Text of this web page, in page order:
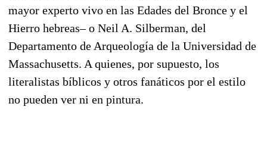
mayor experto vivo en las Edades del Bronce y el
Hierro hebreas– o Neil A. Silberman, del
Departamento de Arqueología de la Universidad de
Massachusetts. A quienes, por supuesto, los
literalistas bíblicos y otros fanáticos por el estilo
no pueden ver ni en pintura.